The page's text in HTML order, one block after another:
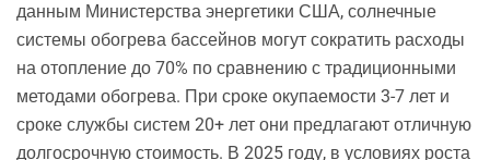
данным Министерства энергетики США, солнечные
системы обогрева бассейнов могут сократить расходы
на отопление до 70% по сравнению с традиционными
методами обогрева. При сроке окупаемости 3-7 лет и
сроке службы систем 20+ лет они предлагают отличную
долгосрочную стоимость. В 2025 году, в условиях роста